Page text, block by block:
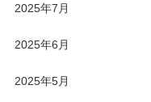
2025年7月
2025年6月
2025年5月